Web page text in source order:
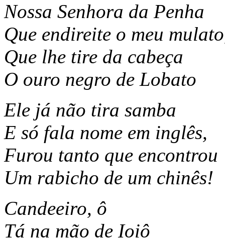
Nossa Senhora da Penha
Que endireite o meu
Que lhe tire da cabeça
O ouro negro de Lobato
Ele já não tira samba
E só fala nome em inglês,
Furou tanto que encontrou
Um rabicho de um chinês!
Candeeiro, ô
Tá na mão de Ioiô